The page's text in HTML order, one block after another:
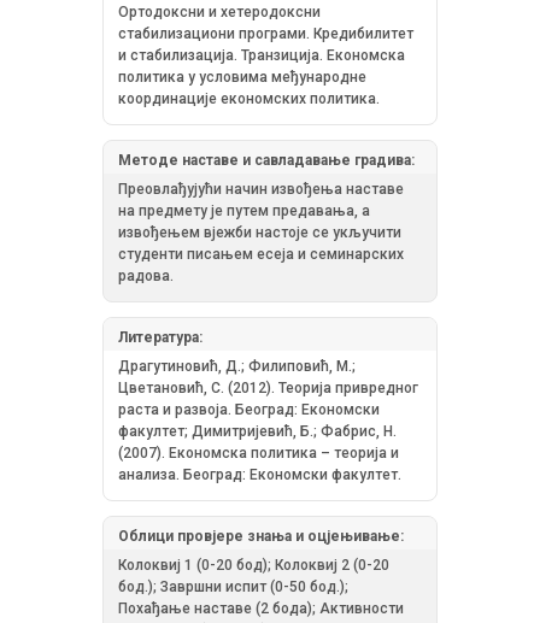
Ортодоксни и хетеродоксни
стабилизациони програми. Кредибилитет
и стабилизација. Транзиција. Економска
политика у условима међународне
координације економских политика.
Методе наставе и савладавање градива:
Преовлађујући начин извођења наставе
на предмету је путем предавања, а
извођењем вјежби настоје се укључити
студенти писањем есеја и семинарских
радова.
Литература:
Драгутиновић, Д.; Филиповић, М.;
Цветановић, С. (2012). Теорија привредног
раста и развоја. Београд: Економски
факултет; Димитријевић, Б.; Фабрис, Н.
(2007). Економска политика – теорија и
анализа. Београд: Економски факултет.
Облици провјере знања и оцјењивање:
Колоквиј 1 (0-20 бод); Колоквиј 2 (0-20
бод.); Завршни испит (0-50 бод.);
Похађање наставе (2 бода); Активности